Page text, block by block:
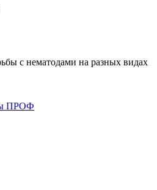
с нематодами на разных видах
ПРОФ